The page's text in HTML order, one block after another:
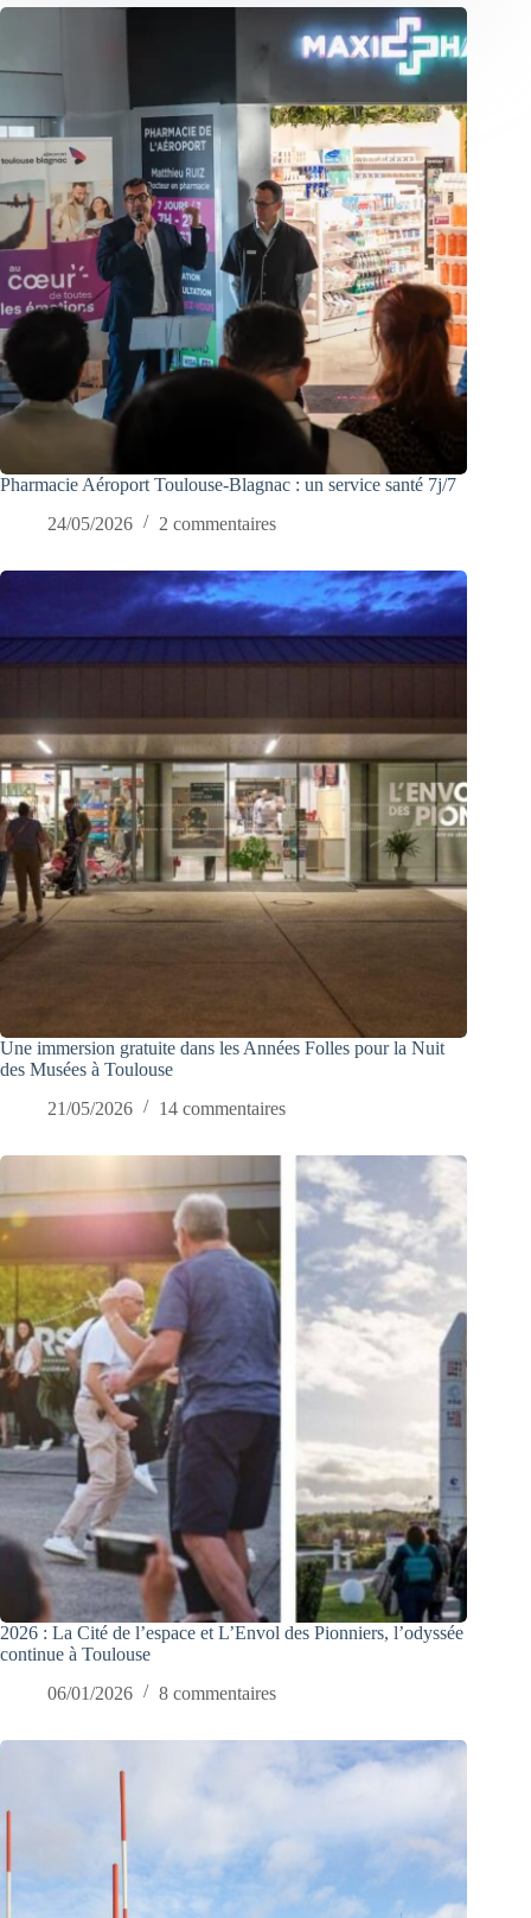
Pharmacie Aéroport Toulouse-Blagnac : un service santé 7j/7
24/05/2026
2 commentaires
Une immersion gratuite dans les Années Folles pour la Nuit
des Musées à Toulouse
21/05/2026
14 commentaires
2026 : La Cité de l’espace et L’Envol des Pionniers, l’odyssée
continue à Toulouse
06/01/2026
8 commentaires